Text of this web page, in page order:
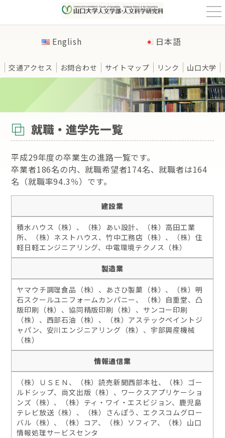
t
o
g
v
i
g
a
t
i
English 日本語
交通アクセス お問合わせ サイトマップ リンク 山口大学
>進路・資格情報 就職・進学先一覧
就職・進学先一覧
平成29年度の卒業生の進路一覧です。
卒業者186名の内、就職希望者174名、就職者は164
名（就職率94.3％）です。
建設業
積水ハウス（株）、（株）あい設計、（株）高田工業
所、（株）ネストハウス、竹中工務店（株）、（株）住
軽日軽エンジニアリング、中電環境テクノス（株）
製造業
ヤマウチ調理食品（株）、あさひ製菓（株）、（株）明
石スクールユニフォームカンパニー、（株）自重堂、凸
版印刷（株）、協同精版印刷（株）、サンコー印刷
（株）、西部石油（株）、（株）アステックペイントジ
ャパン、安川エンジニアリング（株）、宇部興産機械
（株）
情報通信業
（株）ＵＳＥＮ、（株）読売新聞西部本社、（株）ゴー
ルドシップ、尚文出版（株）、ワークスアプリケーショ
ンズ（株）、（株）ティ・ワイ・エスビジョン、鹿児島
テレビ放送（株）、（株）さんぽう、エクスコムグロー
バル（株）、（株）コア、（株）ソフィア、（株）山口
情報処理サービスセンタ